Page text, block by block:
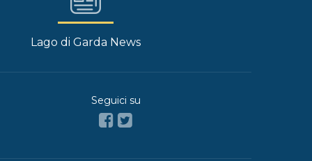
Lago di Garda News
Seguici su